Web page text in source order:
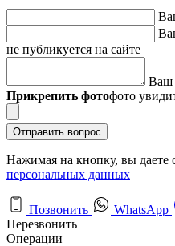
не публикуется на сайте
Ваш
Прикрепить фотофото
Отправить вопрос
Нажимая на кнопку, вы даете
персональных данных
Позвонить WhatsApp
Перезвонить
Операции